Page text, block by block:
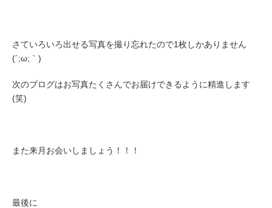
さていろいろ出せる写真を撮り忘れたので1枚しかありません
(´;ω;｀)
次のブログはお写真たくさんでお届けできるように精進します
(笑)
また来月お会いしましょう！！！
最後に